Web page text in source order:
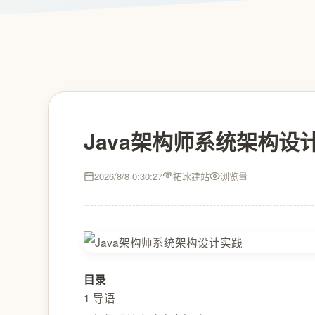
Java架构师系统架构设
2026/8/8 0:30:27 拓冰建站 浏览量
目录
1 导语